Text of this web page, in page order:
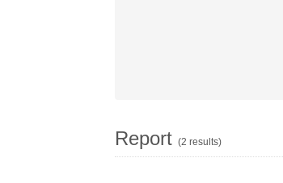
Report (2 results)